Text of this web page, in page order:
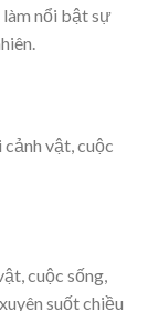
nổi bật sự
vật, cuộc
cuộc sống,
suốt chiều